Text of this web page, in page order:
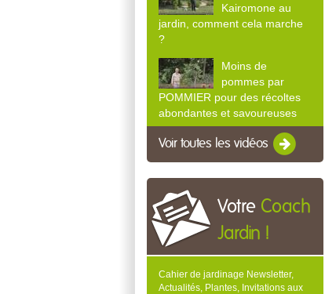
Kairomone au
jardin, comment cela marche
?
Moins de
pommes par
POMMIER pour des récoltes
abondantes et savoureuses
Voir toutes les vidéos
Votre Coach
Jardin !
Cahier de jardinage Newsletter,
Actualités, Plantes, Invitations aux